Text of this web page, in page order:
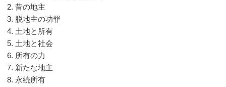
昔の地主
脱地主の功罪
土地と所有
土地と社会
所有の力
新たな地主
永続所有